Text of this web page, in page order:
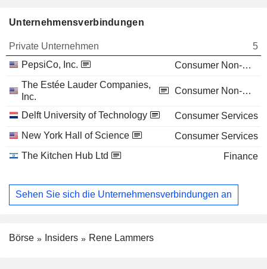
Unternehmensverbindungen
Private Unternehmen
5
PepsiCo, Inc.
Consumer Non-Durables
The Estée Lauder Companies,
Inc.
Consumer Non-Durables
Delft University of Technology
Consumer Services
New York Hall of Science
Consumer Services
The Kitchen Hub Ltd
Finance
Sehen Sie sich die Unternehmensverbindungen an
Börse Insiders Rene Lammers